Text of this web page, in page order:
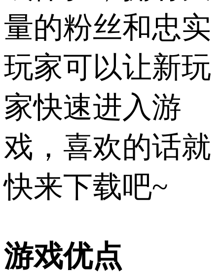
量的粉丝和忠实
玩家可以让新玩
家快速进入游
戏，喜欢的话就
快来下载吧~
游戏优点